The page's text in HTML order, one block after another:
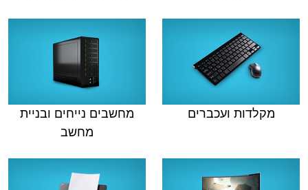
מקלדות ועכברים
מחשבים נייחים ובניית
מחשב